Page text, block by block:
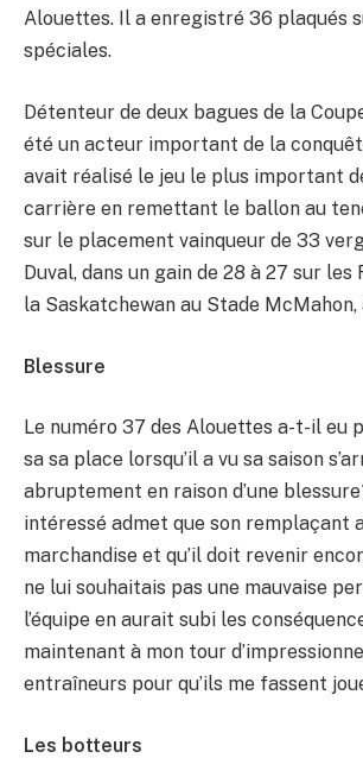
Alouettes. Il a enregistré 36 plaqués
spéciales.
Détenteur de deux bagues de la
été un acteur important de la
avait réalisé le jeu le plus important
carrière en remettant le ballon au
sur le placement vainqueur de 33
Duval, dans un gain de 28 à 27 sur les
la Saskatchewan au Stade McMahon,
Blessure
Le numéro 37 des Alouettes a-t-il eu
sa sa place lorsqu’il a vu sa saison
abruptement en raison d’une
intéressé admet que son remplaçant
marchandise et qu’il doit revenir
ne lui souhaitais pas une mauvaise
l’équipe en aurait subi les
maintenant à mon tour
entraîneurs pour qu’ils me fassent
Les botteurs